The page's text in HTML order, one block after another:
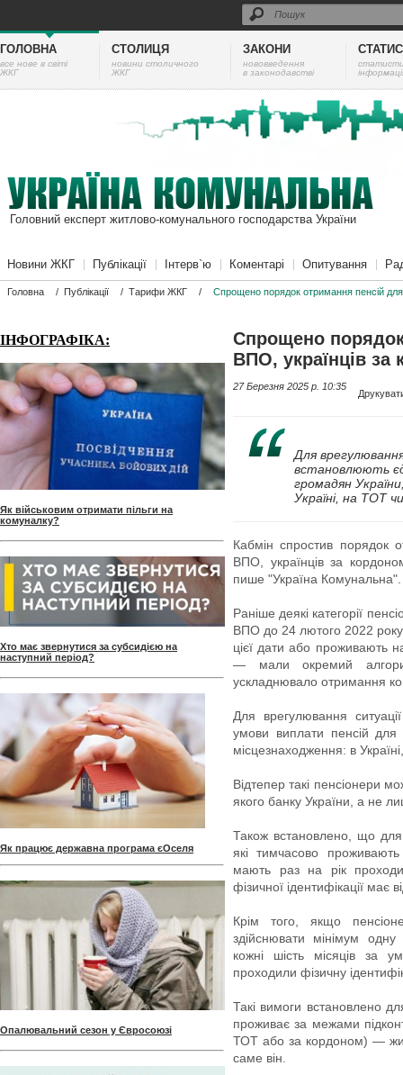
ГОЛОВНА
все нове в світі
ЖКГ
СТОЛИЦЯ
новини столичного
ЖКГ
ЗАКОНИ
нововведення
в законодавстві
Головний експерт житлово-комунального господарства України
Новини ЖКГ Публікації Інтерв`ю Коментарі Опитування
Головна / Публікації / Тарифи ЖКГ / Спрощено порядок отримання пенсій
ІНФОГРАФІКА:
Як військовим отримати пільги на
комуналку?
Хто має звернутися за субсидією на
наступний період?
Як працює державна програма єОселя
Опалювальний сезон у Євросоюзі
Спрощено
ВПО, українців за
27 Березня 2025 p. 10:35
Для врегулювання
встановлюють
громадян
Україні, на ТОТ
Кабмін спростив порядок
ВПО, українців за
пише "Україна
Раніше деякі категорії
ВПО до 24 лютого 2022
цієї дати або проживають
— мали окремий
ускладнювало отримання
Для врегулювання
умови виплати пенсій для
місцезнаходження: в
Відтепер такі пенсіонери
якого банку України, а не
Також встановлено, що
які тимчасово
мають раз на рік
фізичної ідентифікації має
Крім того, якщо
здійснювати мінімум
кожні шість місяців за
проходили фізичну
Такі вимоги встановлено
проживає за межами
ТОТ або за кордоном) —
саме він.